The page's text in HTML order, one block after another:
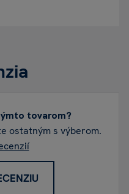
tovarom?
ostatným s výberom.